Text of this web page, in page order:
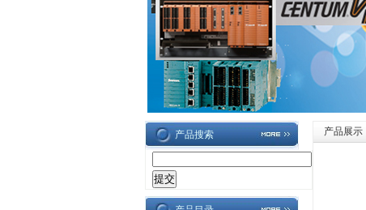
产品搜索 产品展示